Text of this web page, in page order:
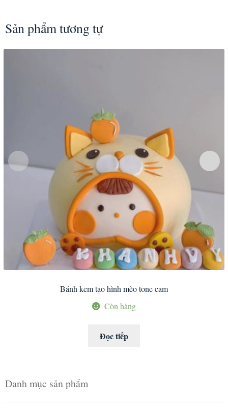
Sản phẩm tương tự
Bánh kem tạo hình mèo tone cam
Còn hàng
Đọc tiếp
Danh mục sản phẩm